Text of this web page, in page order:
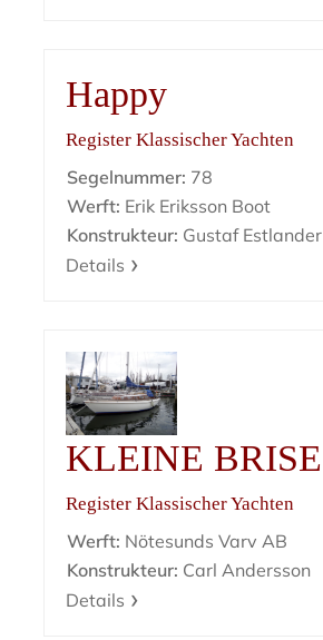
Happy
Register Klassischer Yachten
Segelnummer: 78
Werft: Erik Eriksson Boot
Konstrukteur: Gustaf Estlander
Details
KLEINE BRISE
Register Klassischer Yachten
Werft: Nötesunds Varv AB
Konstrukteur: Carl Andersson
Details